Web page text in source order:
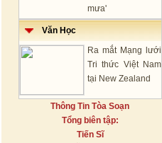
mưa'
Văn Học
Ra mắt Mạng lưới
Tri thức Việt Nam
tại New Zealand
Thông Tin Tòa Soạn
Tổng biên tập:
Tiến Sĩ